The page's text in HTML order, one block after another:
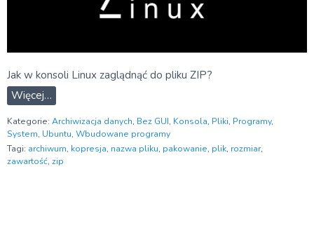
Jak w konsoli Linux zaglądnąć do pliku ZIP?
Więcej…
Kategorie: Archiwizacja danych, Bez GUI, Konsola, Pliki, Programy,
System, Ubuntu, Wbudowane programy
Tagi: archiwum, kopresja, nazwa pliku, pakowanie, plik, rozmiar,
zawartość, zip